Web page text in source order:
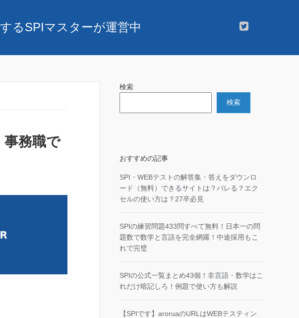
るSPIマスターが運営中
事務職で
検索
検索
おすすめの記事
SPI・WEBテストの解答集・答えをダウンロ
ード（無料）できるサイトは？バレる？エク
セルの使い方は？27卒必見
SPIの練習問題433問すべて無料！日本一の問
題数で数学と言語を完全網羅！中途採用もこ
れで完璧
SPIの公式一覧まとめ43個！非言語・数学はこ
れだけ暗記しろ！例題で使い方も解説
【SPIです】aroruaのURLはWEBテスティン